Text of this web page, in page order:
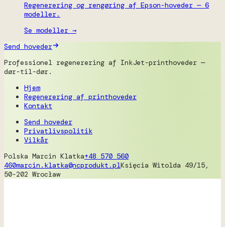
Regenerering og rengøring af Epson-hoveder — 6
modeller.
Se modeller →
Send hoveder
Professionel regenerering af InkJet-printhoveder —
dør-til-dør.
Hjem
Regenerering af printhoveder
Kontakt
Send hoveder
Privatlivspolitik
Vilkår
Polska Marcin Klatka+48 570 560
460marcin.klatka@ncprodukt.plKsięcia Witolda 49/15,
50-202 Wrocław